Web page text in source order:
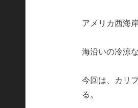
アメリカ西海
海沿いの冷涼
今回は、カリ
る。